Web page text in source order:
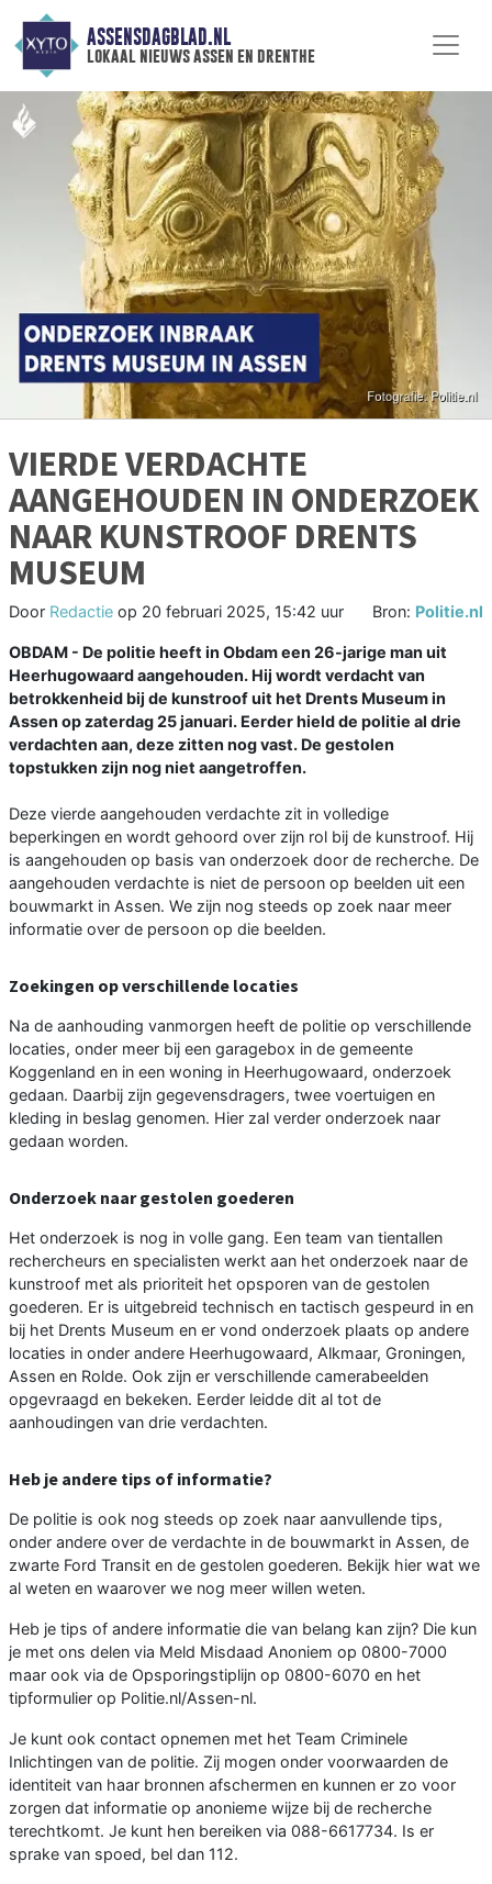
ASSENSDAGBLAD.NL
lokaal nieuws assen en drenthe
VIERDE VERDACHTE
AANGEHOUDEN IN ONDERZOEK
NAAR KUNSTROOF DRENTS
MUSEUM
Door Redactie op 20 februari 2025, 15:42 uur Bron: Politie.nl
OBDAM - De politie heeft in Obdam een 26-jarige man uit
Heerhugowaard aangehouden. Hij wordt verdacht van
betrokkenheid bij de kunstroof uit het Drents Museum in
Assen op zaterdag 25 januari. Eerder hield de politie al drie
verdachten aan, deze zitten nog vast. De gestolen
topstukken zijn nog niet aangetroffen.
Deze vierde aangehouden verdachte zit in volledige
beperkingen en wordt gehoord over zijn rol bij de kunstroof. Hij
is aangehouden op basis van onderzoek door de recherche. De
aangehouden verdachte is niet de persoon op beelden uit een
bouwmarkt in Assen. We zijn nog steeds op zoek naar meer
informatie over de persoon op die beelden.
Zoekingen op verschillende locaties
Na de aanhouding vanmorgen heeft de politie op verschillende
locaties, onder meer bij een garagebox in de gemeente
Koggenland en in een woning in Heerhugowaard, onderzoek
gedaan. Daarbij zijn gegevensdragers, twee voertuigen en
kleding in beslag genomen. Hier zal verder onderzoek naar
gedaan worden.
Onderzoek naar gestolen goederen
Het onderzoek is nog in volle gang. Een team van tientallen
rechercheurs en specialisten werkt aan het onderzoek naar de
kunstroof met als prioriteit het opsporen van de gestolen
goederen. Er is uitgebreid technisch en tactisch gespeurd in en
bij het Drents Museum en er vond onderzoek plaats op andere
locaties in onder andere Heerhugowaard, Alkmaar, Groningen,
Assen en Rolde. Ook zijn er verschillende camerabeelden
opgevraagd en bekeken. Eerder leidde dit al tot de
aanhoudingen van drie verdachten.
Heb je andere tips of informatie?
De politie is ook nog steeds op zoek naar aanvullende tips,
onder andere over de verdachte in de bouwmarkt in Assen, de
zwarte Ford Transit en de gestolen goederen. Bekijk hier wat we
al weten en waarover we nog meer willen weten.
Heb je tips of andere informatie die van belang kan zijn? Die kun
je met ons delen via Meld Misdaad Anoniem op 0800-7000
maar ook via de Opsporingstiplijn op 0800-6070 en het
tipformulier op Politie.nl/Assen-nl.
Je kunt ook contact opnemen met het Team Criminele
Inlichtingen van de politie. Zij mogen onder voorwaarden de
identiteit van haar bronnen afschermen en kunnen er zo voor
zorgen dat informatie op anonieme wijze bij de recherche
terechtkomt. Je kunt hen bereiken via 088-6617734. Is er
sprake van spoed, bel dan 112.